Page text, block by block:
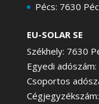
Pécs: 7630
EU-SOLAR SE
Székhely: 7630
Egyedi
Csoportos